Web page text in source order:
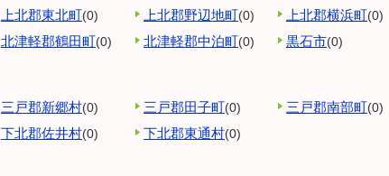
上北郡東北町(0) 上北郡野辺地町(0) 上北郡横浜町(0)
北津軽郡鶴田町(0) 北津軽郡中泊町(0) 黒石市(0)
三戸郡新郷村(0) 三戸郡田子町(0) 三戸郡南部町(0)
下北郡佐井村(0) 下北郡東通村(0)